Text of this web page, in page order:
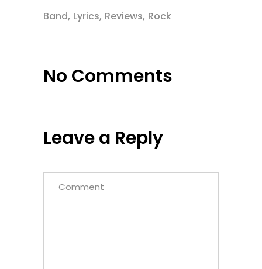
Band, Lyrics, Reviews, Rock
No Comments
Leave a Reply